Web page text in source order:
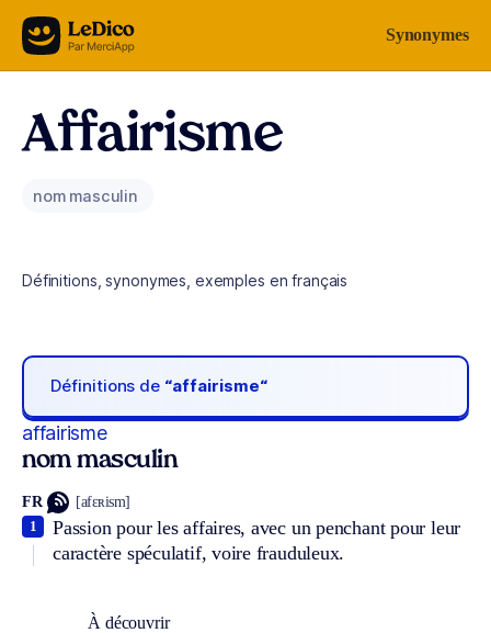
Aller au contenu Synonymes
Affairisme
nom masculin
Définitions, synonymes, exemples en français
Définitions de “affairisme“
affairisme
nom masculin
FR [afɛʀism]
Passion pour les affaires, avec un penchant pour leur
caractère spéculatif, voire frauduleux.
1
À découvrir